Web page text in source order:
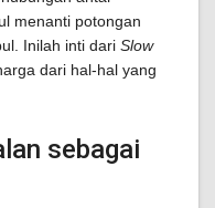
menanti potongan
Inilah inti dari Slow
dari hal-hal yang
sebagai